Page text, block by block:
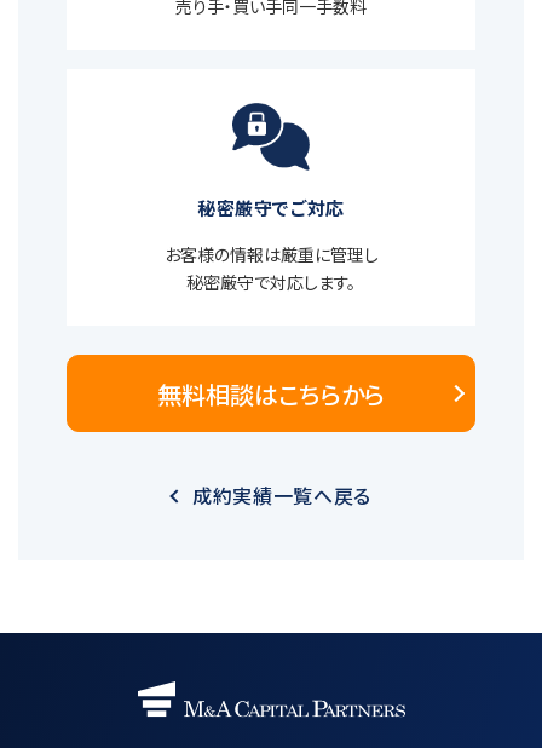
売り手・買い手同一手数料
秘密厳守でご対応
お客様の情報は厳重に管理し
秘密厳守で対応します。
無料相談はこちらから
成約実績一覧へ戻る